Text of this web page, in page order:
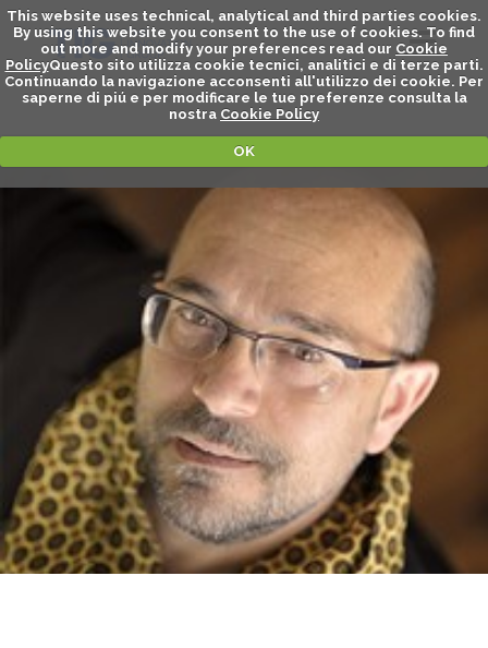
This website uses technical, analytical and third parties cookies.
By using this website you consent to the use of cookies. To find
out more and modify your preferences read our Cookie
PolicyQuesto sito utilizza cookie tecnici, analitici e di terze parti.
Continuando la navigazione acconsenti all'utilizzo dei cookie. Per
saperne di piú e per modificare le tue preferenze consulta la
nostra Cookie Policy
OK